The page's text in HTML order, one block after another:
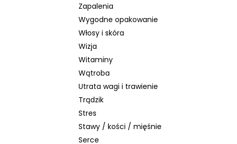
Zapalenia
Wygodne opakowanie
Włosy i skóra
Wizja
Witaminy
Wątroba
Utrata wagi i trawienie
Trądzik
Stres
Stawy / kości / mięśnie
Serce